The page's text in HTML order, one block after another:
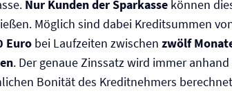
Nur Kunden der Sparkasse können
Möglich sind dabei Kreditsummen
Euro bei Laufzeiten zwischen zwölf
. Der genaue Zinssatz wird immer
Bonität des Kreditnehmers